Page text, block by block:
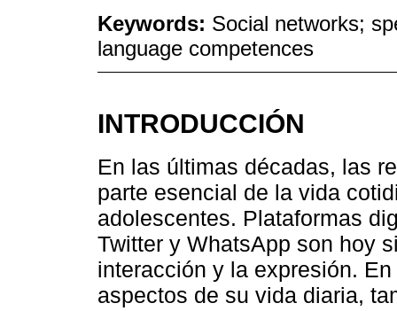
Keywords: Social networks;
language competences
INTRODUCCIÓN
En las últimas décadas, las
parte esencial de la vida
adolescentes. Plataformas
Twitter y WhatsApp son hoy
interacción y la expresión.
aspectos de su vida diaria,